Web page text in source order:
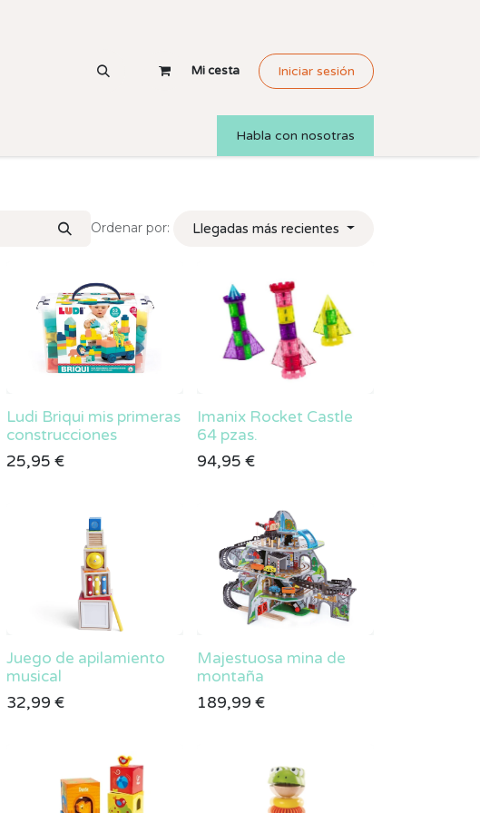
Mi cesta Iniciar sesión
Habla con nosotras
Ordenar por: Llegadas más recientes
Ludi Briqui mis primeras
construcciones
25,95 €
Imanix Rocket Castle
64 pzas.
94,95 €
Juego de apilamiento
musical
32,99 €
Majestuosa mina de
montaña
189,99 €